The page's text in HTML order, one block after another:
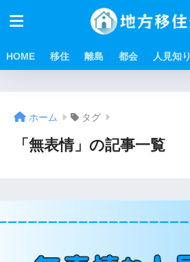
HOME 移住 離島 都会 人見知り
ホーム タグ
「無表情」の記事一覧